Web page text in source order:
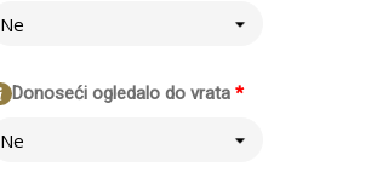
Ne
*
Donoseći ogledalo do vrata
Ne